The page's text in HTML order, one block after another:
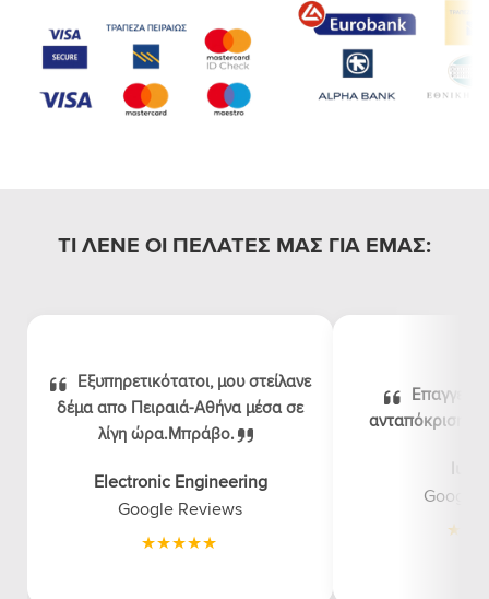
ΤΙ ΛΕΝΕ ΟΙ ΠΕΛΑΤΕΣ ΜΑΣ ΓΙΑ ΕΜΑΣ:
Εξυπηρετικότατοι, μου στείλανε
δέμα απο Πειραιά-Αθήνα μέσα σε
λίγη ώρα.Μπράβο.
Electronic Engineering
Google Reviews
ανταπόκριση,
Google